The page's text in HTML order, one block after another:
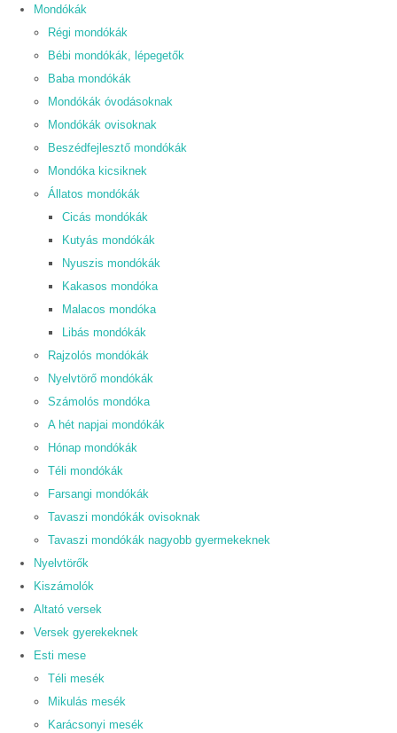
Mondókák
Régi mondókák
Bébi mondókák, lépegetők
Baba mondókák
Mondókák óvodásoknak
Mondókák ovisoknak
Beszédfejlesztő mondókák
Mondóka kicsiknek
Állatos mondókák
Cicás mondókák
Kutyás mondókák
Nyuszis mondókák
Kakasos mondóka
Malacos mondóka
Libás mondókák
Rajzolós mondókák
Nyelvtörő mondókák
Számolós mondóka
A hét napjai mondókák
Hónap mondókák
Téli mondókák
Farsangi mondókák
Tavaszi mondókák ovisoknak
Tavaszi mondókák nagyobb gyermekeknek
Nyelvtörők
Kiszámolók
Altató versek
Versek gyerekeknek
Esti mese
Téli mesék
Mikulás mesék
Karácsonyi mesék